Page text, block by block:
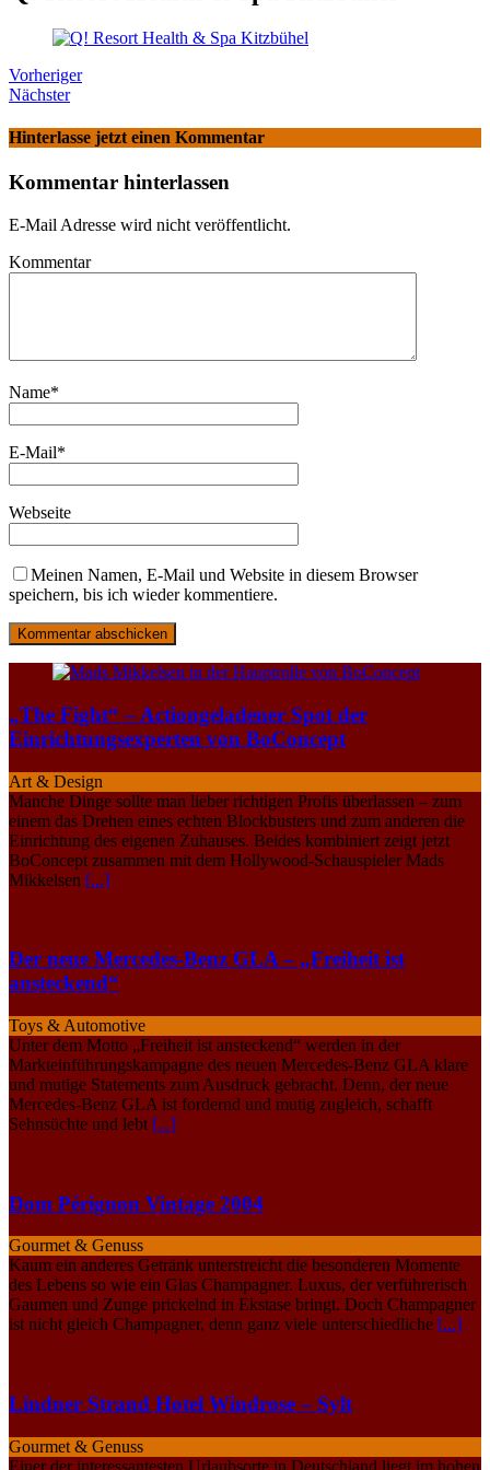
Vorheriger
Nächster
Hinterlasse jetzt einen Kommentar
Kommentar hinterlassen
E-Mail Adresse wird nicht veröffentlicht.
Kommentar
Name*
E-Mail*
Webseite
Meinen Namen, E-Mail und Website in diesem Browser
speichern, bis ich wieder kommentiere.
„The Fight“ – Actiongeladener Spot der
Einrichtungsexperten von BoConcept
Art & Design
Manche Dinge sollte man lieber richtigen Profis überlassen – zum
einem das Drehen eines echten Blockbusters und zum anderen die
Einrichtung des eigenen Zuhauses. Beides kombiniert zeigt jetzt
BoConcept zusammen mit dem Hollywood-Schauspieler Mads
Mikkelsen [...]
Der neue Mercedes-Benz GLA – „Freiheit ist
ansteckend“
Toys & Automotive
Unter dem Motto „Freiheit ist ansteckend“ werden in der
Markteinführungskampagne des neuen Mercedes-Benz GLA klare
und mutige Statements zum Ausdruck gebracht. Denn, der neue
Mercedes-Benz GLA ist fordernd und mutig zugleich, schafft
Sehnsüchte und lebt [...]
Dom Pérignon Vintage 2004
Gourmet & Genuss
Kaum ein anderes Getränk unterstreicht die besonderen Momente
des Lebens so wie ein Glas Champagner. Luxus, der verführerisch
Gaumen und Zunge prickelnd in Ekstase bringt. Doch Champagner
ist nicht gleich Champagner, denn ganz viele unterschiedliche [...]
Lindner Strand Hotel Windrose – Sylt
Gourmet & Genuss
Einer der interessantesten Urlaubsorte in Deutschland liegt im hohen